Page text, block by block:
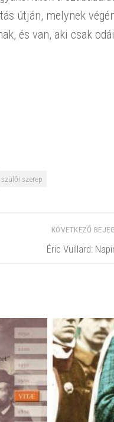
útján, melynek
és van, aki csak
szülői szerep
KÖVETKEZŐ
Éric Vuillard: